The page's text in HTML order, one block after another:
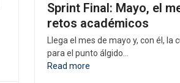
Sprint Final: Mayo, el
retos académicos
Llega el mes de mayo y, con él, la
para el punto álgido…
Read more